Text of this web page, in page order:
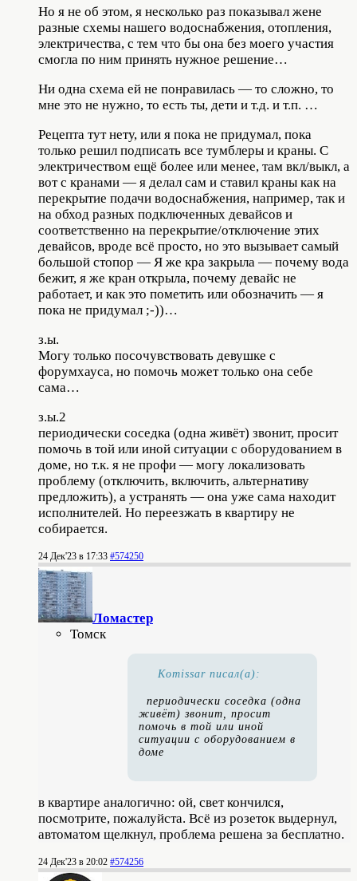
Но я не об этом, я несколько раз показывал жене
разные схемы нашего водоснабжения, отопления,
электричества, с тем что бы она без моего участия
смогла по ним принять нужное решение…
Ни одна схема ей не понравилась — то сложно, то
мне это не нужно, то есть ты, дети и т.д. и т.п. …
Рецепта тут нету, или я пока не придумал, пока
только решил подписать все тумблеры и краны. С
электричеством ещё более или менее, там вкл/выкл, а
вот с кранами — я делал сам и ставил краны как на
перекрытие подачи водоснабжения, например, так и
на обход разных подключенных девайсов и
соответственно на перекрытие/отключение этих
девайсов, вроде всё просто, но это вызывает самый
большой стопор — Я же кра закрыла — почему вода
бежит, я же кран открыла, почему девайс не
работает, и как это пометить или обозначить — я
пока не придумал ;-))…
з.ы.
Могу только посочувствовать девушке с
форумхауса, но помочь может только она себе
сама…
з.ы.2
периодически соседка (одна живёт) звонит, просит
помочь в той или иной ситуации с оборудованием в
доме, но т.к. я не профи — могу локализовать
проблему (отключить, включить, альтернативу
предложить), а устранять — она уже сама находит
исполнителей. Но переезжать в квартиру не
собирается.
24 Дек'23 в 17:33 #574250
Ломастер
Томск
Komissar писал(а):
периодически соседка (одна
живёт) звонит, просит
помочь в той или иной
ситуации с оборудованием в
доме
в квартире аналогично: ой, свет кончился,
посмотрите, пожалуйста. Всё из розеток выдернул,
автоматом щелкнул, проблема решена за бесплатно.
24 Дек'23 в 20:02 #574256